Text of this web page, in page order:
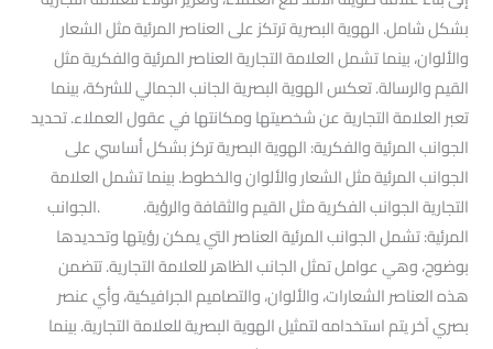
بشكل شامل. الهوية البصرية ترتكز على العناصر المرئية مثل الشعار
والألوان، بينما تشمل العلامة التجارية العناصر المرئية والفكرية مثل
القيم والرسالة. تعكس الهوية البصرية الجانب الجمالي للشركة، بينما
تعبر العلامة التجارية عن شخصيتها ومكانتها في عقول العملاء. تحديد
الجوانب المرئية والفكرية: الهوية البصرية تركز بشكل أساسي على
الجوانب المرئية مثل الشعار والألوان والخطوط. بينما تشمل العلامة
التجارية الجوانب الفكرية مثل القيم والثقافة والرؤية. .الجوانب
المرئية: تشمل الجوانب المرئية العناصر التي يمكن رؤيتها وتحديدها
بوضوح، وهي عوامل تمثل الجانب الظاهر للعلامة التجارية. تتضمن
هذه العناصر الشعارات، والألوان، والتصاميم الجرافيكية، وأي عنصر
بصري آخر يتم استخدامه لتمثيل الهوية البصرية للعلامة التجارية. بينما